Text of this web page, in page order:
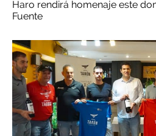
Haro rendirá homenaje este
Fuente